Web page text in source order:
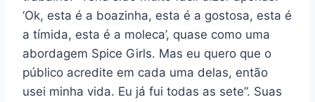
‘Ok, esta é a boazinha, esta é a gostosa, esta é
a tímida, esta é a moleca’, quase como uma
abordagem Spice Girls. Mas eu quero que o
público acredite em cada uma delas, então
usei minha vida. Eu já fui todas as sete”. Suas